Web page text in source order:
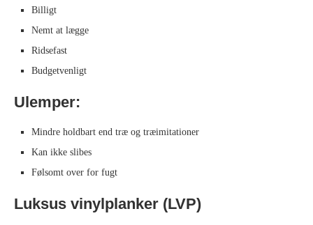
Billigt
Nemt at lægge
Ridsefast
Budgetvenligt
Ulemper:
Mindre holdbart end træ og træimitationer
Kan ikke slibes
Følsomt over for fugt
Luksus vinylplanker (LVP)